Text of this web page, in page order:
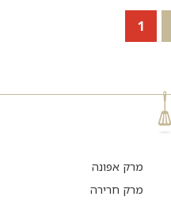
למנה טעם אדמתי מיוחד
שמשתלב מצו...
1
מרק אפונה
מרק חרירה